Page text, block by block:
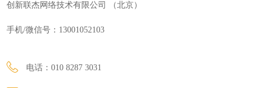
创新联杰网络技术有限公司 （北京）
手机/微信号：13001052103
电话：010 8287 3031